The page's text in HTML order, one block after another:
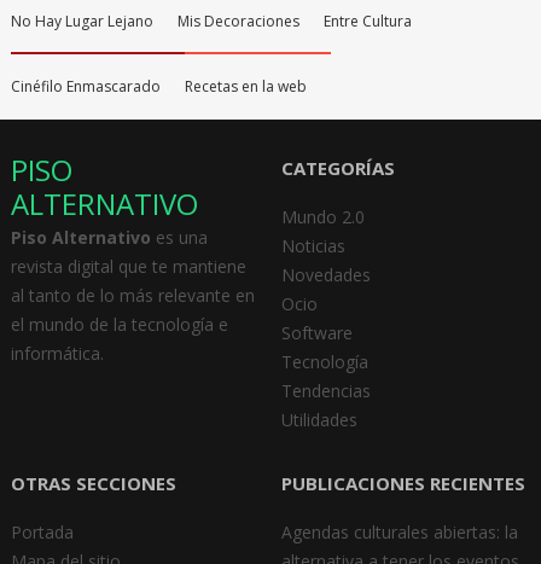
No Hay Lugar Lejano Mis Decoraciones Entre Cultura
Cinéfilo Enmascarado Recetas en la web
PISO
ALTERNATIVO
Piso Alternativo es una
revista digital que te mantiene
al tanto de lo más relevante en
el mundo de la tecnología e
informática.
CATEGORÍAS
Mundo 2.0
Noticias
Novedades
Ocio
Software
Tecnología
Tendencias
Utilidades
OTRAS SECCIONES
Portada
PUBLICACIONES RECIENTES
Agendas culturales abiertas: la